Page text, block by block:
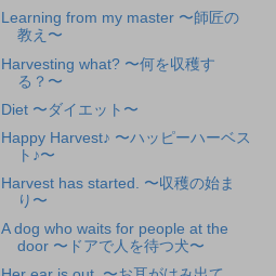
Learning from my master 〜師匠の
教え〜
Harvesting what? 〜何を収穫す
る？〜
Diet 〜ダイエット〜
Happy Harvest♪ 〜ハッピーハーベス
ト♪〜
Harvest has started. 〜収穫の始ま
り〜
A dog who waits for people at the
door 〜ドアで人を待つ犬〜